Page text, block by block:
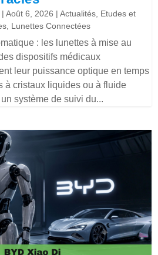
|Août 6, 2026 |Actualités Etudes et
Lunettes Connectées
: les lunettes à mise au
dispositifs médicaux
leur puissance optique en temps
à cristaux liquides ou à fluide
système de suivi du...